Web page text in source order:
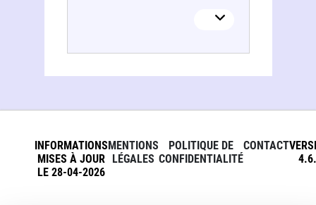
INFORMATIONS
MISES À JOUR
LE 28-04-2026
MENTIONS
LÉGALES
POLITIQUE DE
CONFIDENTIALITÉ
CONTACT